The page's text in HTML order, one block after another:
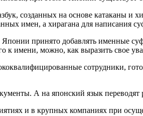
созданных на основе катаканы
имен, а хирагана для написания
принято добавлять именные
к имени, можно, как выразить свое
сотрудники,
А на японский язык переводят
и в крупных компаниях при